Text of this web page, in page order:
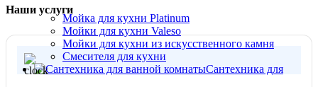
Мойка для кухни Platinum
Мойки для кухни Valeso
Мойки для кухни из искусственного камня
Смесителя для кухни
Сантехника для
Наши услуги